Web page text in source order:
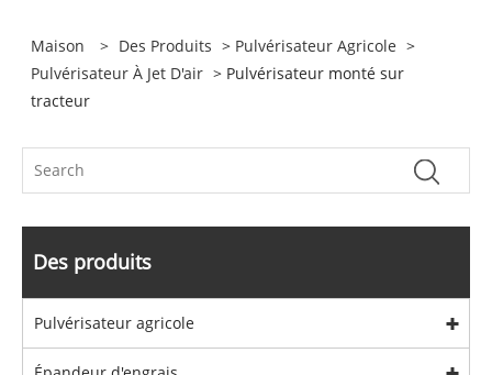
Maison > Des Produits > Pulvérisateur Agricole >
Pulvérisateur À Jet D'air > Pulvérisateur monté sur
tracteur
Des produits
Pulvérisateur agricole